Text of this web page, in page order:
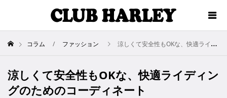
コラム ファッション 涼しくて安全性もOKな、快適ライディングのためのコーディネート
涼しくて安全性もOKな、快適ライディン
グのためのコーディネート